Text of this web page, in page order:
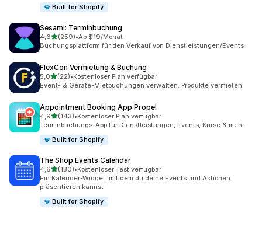
Built for Shopify
Sesami: Terminbuchung
4,6von 5 Sternen
(259)
259 Rezensionen insgesamt
•Ab $19/Monat
Buchungsplattform für den Verkauf von Dienstleistungen/Events
FlexCon Vermietung & Buchung
5,0von 5 Sternen
(22)
22 Rezensionen insgesamt
•Kostenloser Plan verfügbar
Event- & Geräte-Mietbuchungen verwalten. Produkte vermieten.
Appointment Booking App Propel
4,9von 5 Sternen
(143)
143 Rezensionen insgesamt
•Kostenloser Plan verfügbar
Terminbuchungs-App für Dienstleistungen, Events, Kurse & mehr
Built for Shopify
The Shop Events Calendar
4,6von 5 Sternen
(130)
130 Rezensionen insgesamt
•Kostenloser Test verfügbar
Ein Kalender-Widget, mit dem du deine Events und Aktionen
präsentieren kannst
Built for Shopify